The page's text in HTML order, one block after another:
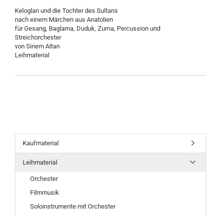
Keloglan und die Tochter des Sultans
nach einem Märchen aus Anatolien
für Gesang, Baglama, Duduk, Zurna, Percussion und
Streichorchester
von Sinem Altan
Leihmaterial
Kaufmaterial
Leihmaterial
Orchester
Filmmusik
Soloinstrumente mit Orchester